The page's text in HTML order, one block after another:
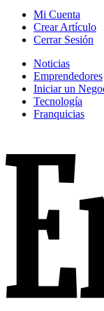
Mi Cuenta
Crear Artículo
Cerrar Sesión
Noticias
Emprendedores
Iniciar un
Tecnología
Franquicias